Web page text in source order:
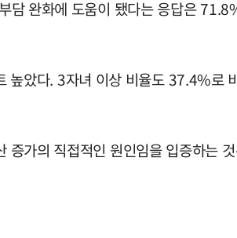
완화에 도움이 됐다는 응답은
았다. 3자녀 이상 비율도 37.4%로
가의 직접적인 원인임을 입증하는